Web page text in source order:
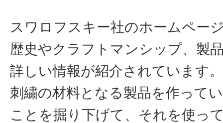
スワロフスキー社のホームペー
歴史やクラフトマンシップ、製
詳しい情報が紹介されています。
刺繍の材料となる製品を作って
ことを掘り下げて、それを使っ